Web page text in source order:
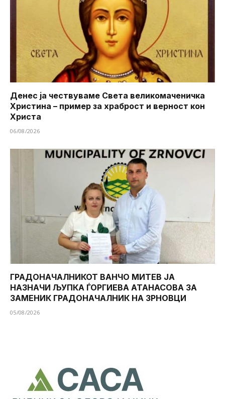
Денес ја чествуваме Света великомаченичка
Христина – пример за храброст и верност кон
Христа
06/08/2026
ГРАДОНАЧАЛНИКОТ ВАНЧО МИТЕВ ЈА
НАЗНАЧИ ЉУПКА ЃОРГИЕВА АТАНАСОВА ЗА
ЗАМЕНИК ГРАДОНАЧАЛНИК НА ЗРНОВЦИ
05/08/2026